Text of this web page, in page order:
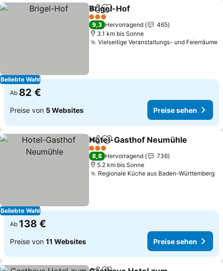
Beliebte Wahl
TeilenZu Favoriten hinzufügen
Brigel-Hof
3 Sterne
9,3 Hervorragend
465
3.1 km bis Sonne
Vielseitige Veranstaltungs- und Feierräume
Ab 82 €
Preise von 5 Websites Preise sehen
Beliebte Wahl
TeilenZu Favoriten hinzufügen
Hotel-Gasthof Neumühle
3 Sterne
8,8 Hervorragend
736
5.2 km bis Sonne
Regionale Küche aus Baden-Württemberg
Ab 138 €
Preise von 11 Websites Preise sehen